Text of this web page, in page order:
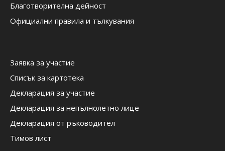
Благотворителна дейност
Официални правила и тълкувания
Заявка за участие
Списък за картотека
Декларация за участие
Декларация за непълнолетно лице
Декларация от ръководител
Тимов лист